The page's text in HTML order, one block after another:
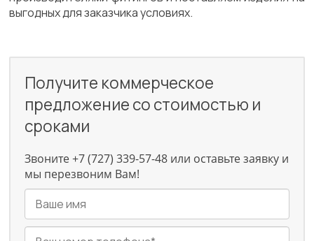
выгодных для заказчика условиях.
Получите коммерческое
предложение со стоимостью и
сроками
Звоните +7 (727) 339-57-48 или оставьте заявку и
мы перезвоним Вам!